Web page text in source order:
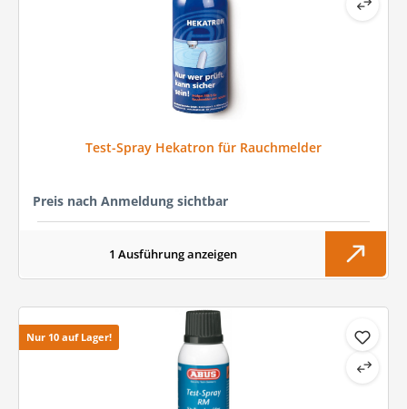
Test-Spray Hekatron für Rauchmelder
Preis nach Anmeldung sichtbar
1 Ausführung anzeigen
Nur 10 auf Lager!